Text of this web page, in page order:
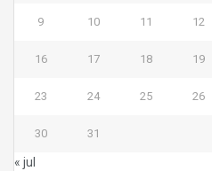
9 10 11 12
16 17 18 19
23 24 25 26
30 31
« jul